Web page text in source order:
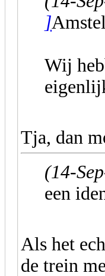
]
Wij
Tja, dan
(14-
een
Als het
de trein